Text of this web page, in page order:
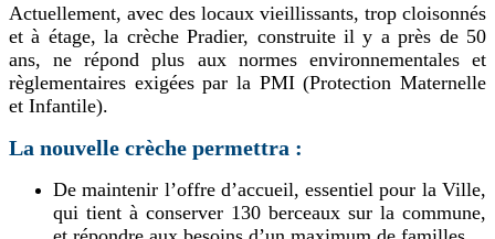
Actuellement, avec des locaux vieillissants, trop cloisonnés
et à étage, la crèche Pradier, construite il y a près de 50
ans, ne répond plus aux normes environnementales et
règlementaires exigées par la PMI (Protection Maternelle
et Infantile).
La nouvelle crèche permettra :
De maintenir l’offre d’accueil, essentiel pour la Ville,
qui tient à conserver 130 berceaux sur la commune,